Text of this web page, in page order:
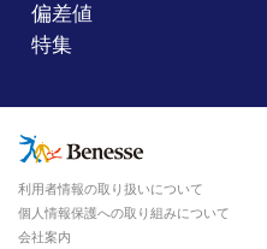
偏差値
特集
利用者情報の取り扱いについて
個人情報保護への取り組みについて
会社案内